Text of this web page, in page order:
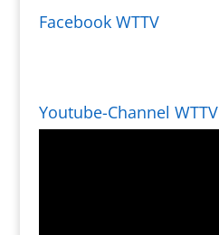
Facebook WTTV
Youtube-Channel WTTV